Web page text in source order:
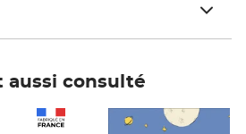
aussi consulté
Prix 6,25€ HT